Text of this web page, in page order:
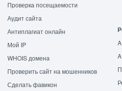
Проверка посещаемости
Аудит сайта
Антиплагиат онлайн
Мой IP
WHOIS домена
Проверить сайт на мошенников
Сделать фавикон